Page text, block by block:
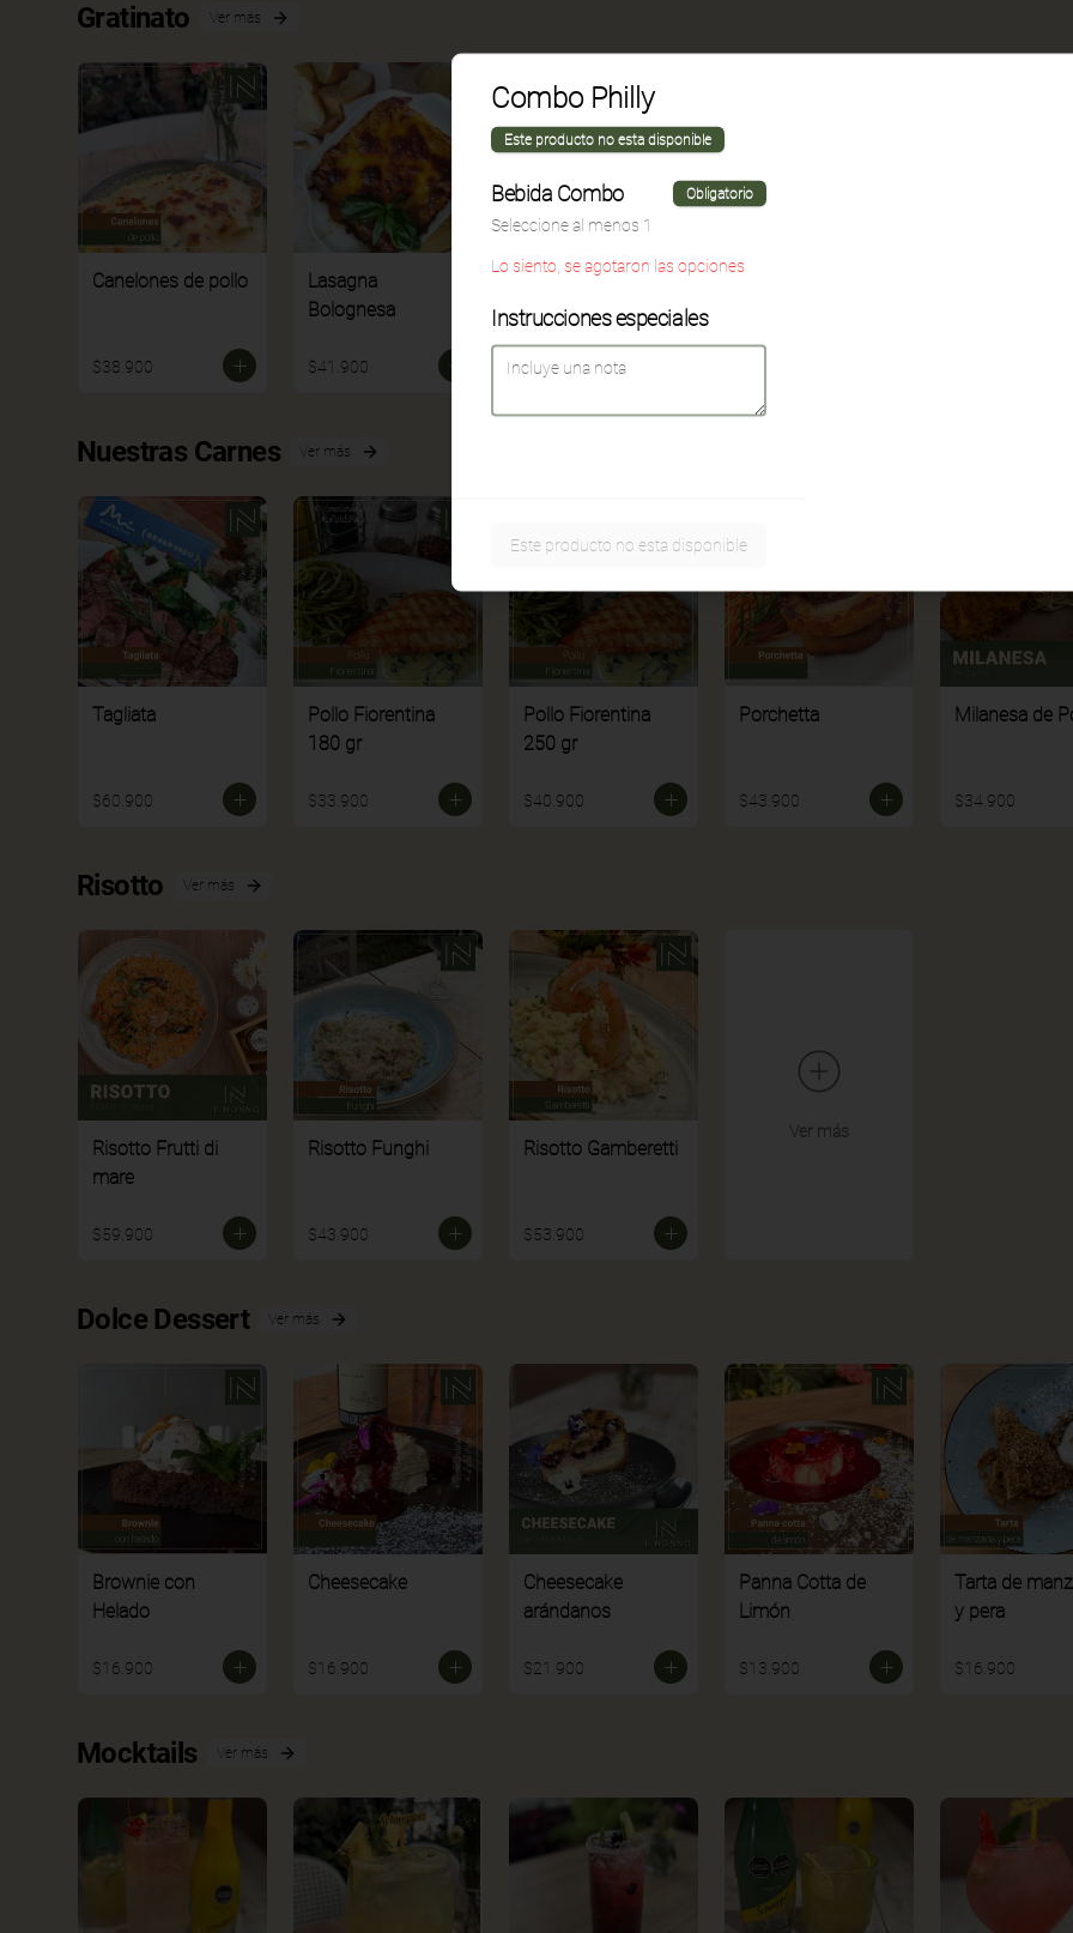
Gratinato Ver más
Canelones de pollo
$38.900
Lasagna
Bolognesa
$41.900
Lasagna Mixta
$41.900
Nuestras Carnes Ver más
Tagliata
$60.900
Pollo Fiorentina
180 gr
$33.900
Pollo Fiorentina
250 gr
$40.900
Porchetta
$43.900
Milanesa de
$34.900
Risotto Ver más
Risotto Frutti di
mare
$59.900
Risotto Funghi
$43.900
Risotto Gamberetti
$53.900
Ver más
Dolce Dessert Ver más
Brownie con
Helado
$16.900
Cheesecake
$16.900
Cheesecake
arándanos
$21.900
Panna Cotta de
Limón
$13.900
Tarta de
y pera
$16.900
Mocktails Ver más
Combo Philly
Este producto no esta disponible
Bebida Combo Obligatorio
Seleccione al menos 1
Lo siento, se agotaron las opciones
Instrucciones especiales
Este producto no esta disponible